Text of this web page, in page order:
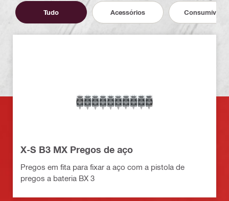
Tudo Acessórios Consumíveis
X-S B3 MX Pregos de aço
Pregos em fita para fixar a aço com a pistola de
pregos a bateria BX 3